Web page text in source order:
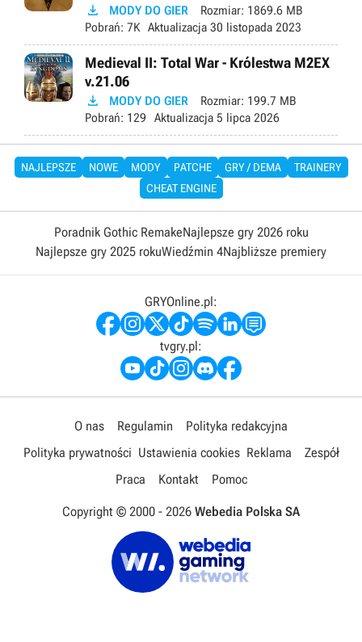
 MODY DO GIER Rozmiar: 1869.6 MB
Pobrań: 7K Aktualizacja 30 listopada 2023
Medieval II: Total War - Królestwa M2EX
v.21.06
 MODY DO GIER Rozmiar: 199.7 MB
Pobrań: 129 Aktualizacja 5 lipca 2026
NAJLEPSZE NOWE MODY PATCHE GRY / DEMA
TRAINERY
CHEAT ENGINE
Poradnik Gothic RemakeNajlepsze gry 2026 roku
Najlepsze gry 2025 rokuWiedźmin 4Najbliższe premiery
GRYOnline.pl:
tvgry.pl:
O nas Regulamin
Polityka redakcyjna
Polityka prywatności Ustawienia cookies Reklama
Zespół
Praca
Kontakt Pomoc
Copyright © 2000 - 2026 Webedia Polska SA